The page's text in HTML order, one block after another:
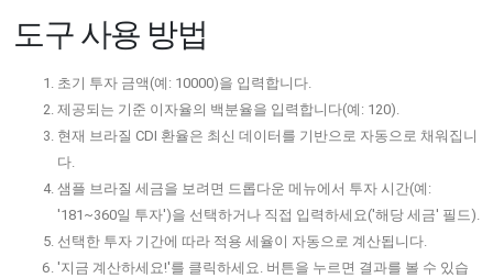
도구 사용 방법
초기 투자 금액(예: 10000)을 입력합니다.
제공되는 기준 이자율의 백분율을 입력합니다(예: 120).
현재 브라질 CDI 환율은 최신 데이터를 기반으로 자동으로 채워집니
다.
샘플 브라질 세금을 보려면 드롭다운 메뉴에서 투자 시간(예:
'181~360일 투자')을 선택하거나 직접 입력하세요('해당 세금' 필드).
선택한 투자 기간에 따라 적용 세율이 자동으로 계산됩니다.
'지금 계산하세요!'를 클릭하세요. 버튼을 누르면 결과를 볼 수 있습